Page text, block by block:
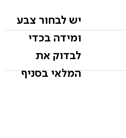
יש לבחור צבע
ומידה בכדי
לבדוק את
המלאי בסניף